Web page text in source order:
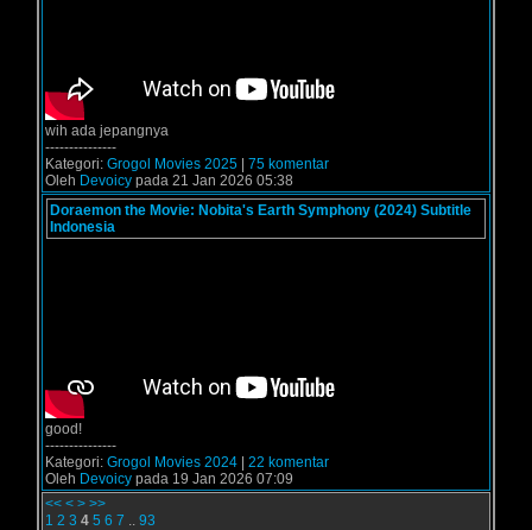
wih ada jepangnya
---------------
Kategori: Grogol Movies 2025
75 komentar
Oleh Devoicy pada 21 Jan 2026 05:38
Doraemon the Movie: Nobita's Earth Symphony (2024) Subtitle
Indonesia
good!
---------------
Kategori: Grogol Movies 2024
22 komentar
Oleh Devoicy pada 19 Jan 2026 07:09
<< < > >>
1 2 3 4 5 6 7 .. 93